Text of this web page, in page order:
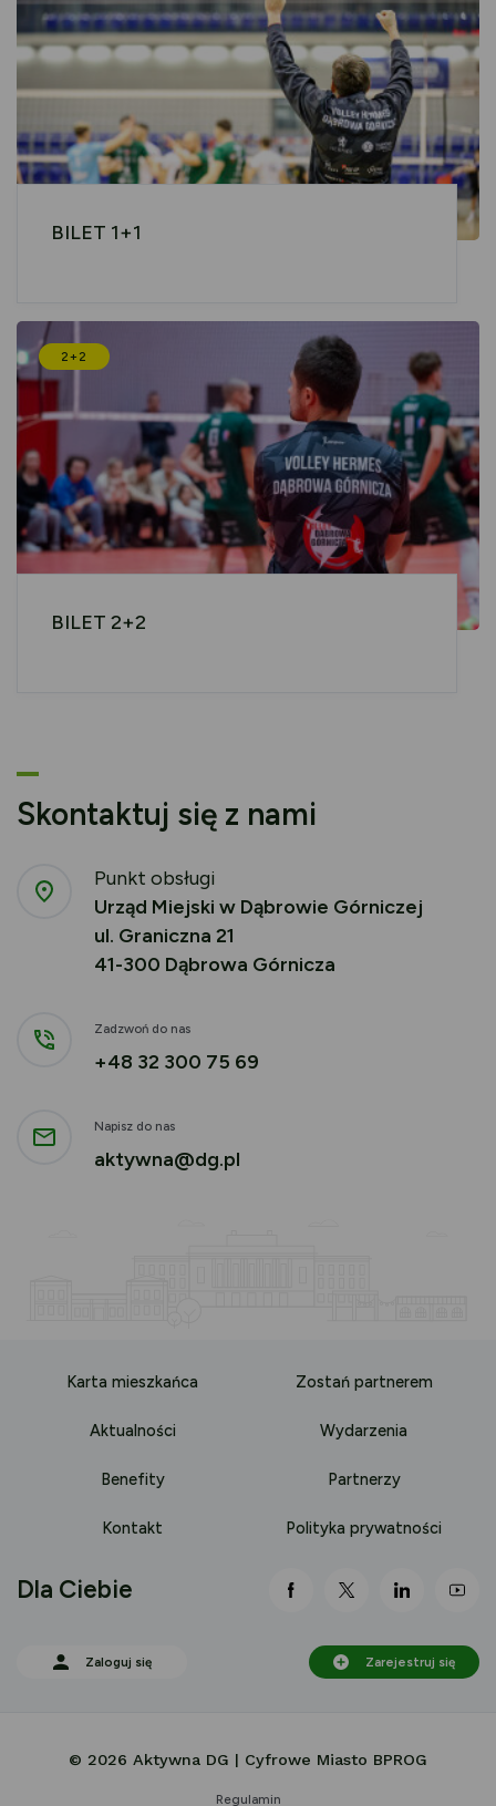
BILET 1+1
2+2
BILET 2+2
Skontaktuj się z nami
Punkt obsługi
Urząd Miejski w Dąbrowie Górniczej
ul. Graniczna 21
41-300 Dąbrowa Górnicza
Zadzwoń do nas
+48 32 300 75 69
Napisz do nas
aktywna@dg.pl
Karta mieszkańca Zostań partnerem
Aktualności Wydarzenia
Benefity Partnerzy
Kontakt Polityka prywatności
link otwiera się nowej
link otwiera się
link
Dla Ciebie
Zaloguj się Zarejestruj się
© 2026 Aktywna DG | Cyfrowe Miasto BPROG
Regulamin